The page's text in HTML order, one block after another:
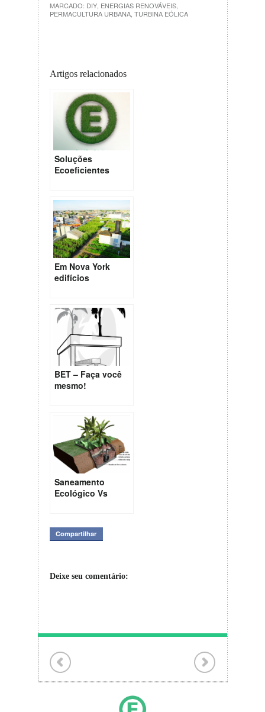
MARCADO: DIY, ENERGIAS RENOVÁVEIS,
PERMACULTURA URBANA, TURBINA EÓLICA
Artigos relacionados
Soluções
Ecoeficientes
Em Nova York
edifícios
fazendas
urbanas
altamente
produtivas e
rentáveis.
BET – Faça você
mesmo!
Saneamento
Ecológico Vs
Compartilhar
Deixe seu comentário: